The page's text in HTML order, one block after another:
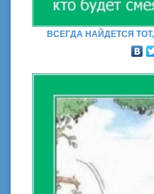
ВСЕГДА НАЙДЕТСЯ ТОТ,